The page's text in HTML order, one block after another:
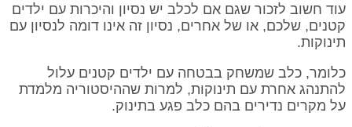
עוד חשוב לזכור שגם אם לכלב יש נסיון והיכרות עם ילדים
קטנים, שלכם, או של אחרים, נסיון זה אינו דומה לנסיון עם
תינוקות.
כלומר, כלב שמשחק בבטחה עם ילדים קטנים עלול
להתנהג אחרת עם תינוקות, למרות שההיסטוריה מלמדת
על מקרים נדירים בהם כלב פגע בתינוק.